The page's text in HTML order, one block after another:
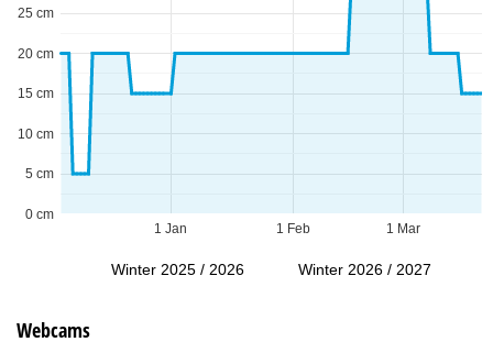
1 Jan 1 Feb 1 Mar
0 cm
5 cm
10 cm
15 cm
20 cm
25 cm
Winter 2025 / 2026 Winter 2026 / 2027
Webcams